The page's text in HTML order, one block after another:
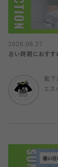
2026.06.27
暑い時期におすす
靴下
エス